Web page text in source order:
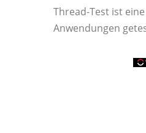
Thread-Test ist
Anwendungen